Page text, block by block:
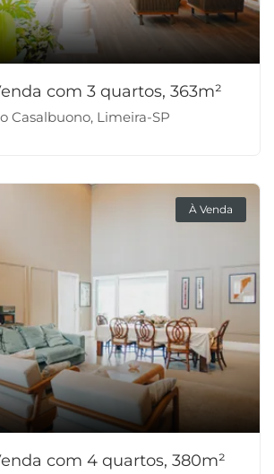
com 3 quartos, 363m²
Casalbuono, Limeira-SP
À Venda
com 4 quartos, 380m²